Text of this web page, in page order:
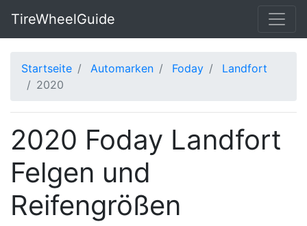
TireWheelGuide
Startseite Automarken Foday
Landfort
2020
2020 Foday Landfort
Felgen und
Reifengrößen